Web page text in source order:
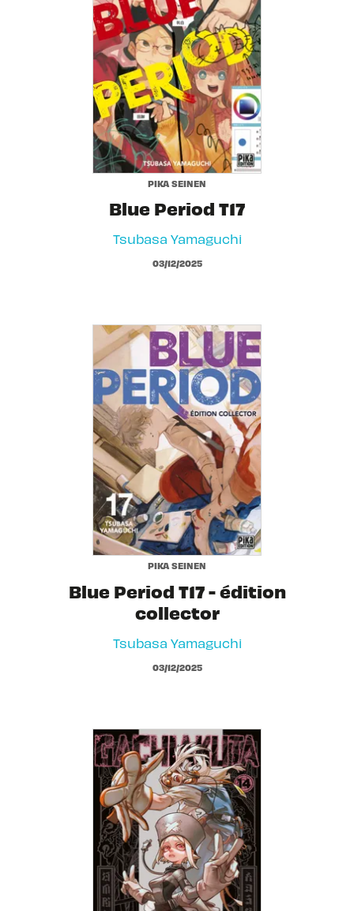
PIKA SEINEN
Blue Period T17
Tsubasa Yamaguchi
03/12/2025
PIKA SEINEN
Blue Period T17 - édition
collector
Tsubasa Yamaguchi
03/12/2025